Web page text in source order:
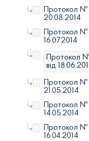
Протокол №
20.08.2014
Протокол №
16.07.2014
Протокол №
від
Протокол №
21.05.2014
Протокол №
14.05.2014
Протокол №
16.04.2014